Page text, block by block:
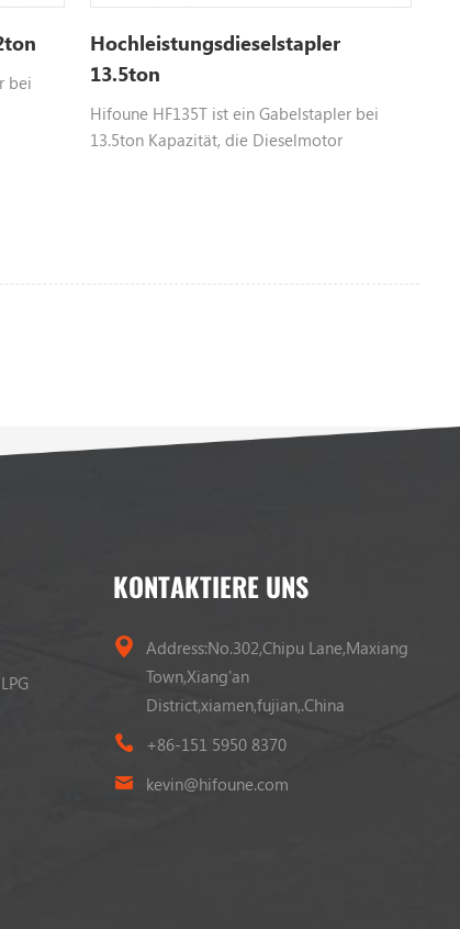
bei
Hochleistungsdieselstapler
13.5ton
Hifoune HF135T ist ein Gabelstapler bei
13.5ton Kapazität, die Dieselmotor
KONTAKTIERE UNS
Address:No.302,Chipu Lane,Maxiang
Town,Xiang'an
District,xiamen,fujian,.China
+86-151 5950 8370
kevin@hifoune.com